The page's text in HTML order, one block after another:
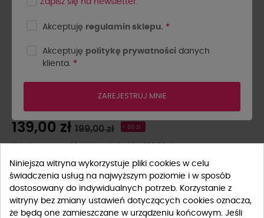
MILLA CZARNA
139,00 zł 199,00 zł - 60 zł
Najniższa cena z 30 dni przed obniżką: 139,00 zł
Rozmiar
XS S M L XL
Zapisz się na newsletter.
Akceptuję regulamin sklepu. *
Akceptuję politykę prywatności danych
klienta. *
ZAREJESTRUJ MNIE
Niniejsza witryna wykorzystuje pliki cookies w celu
świadczenia usług na najwyższym poziomie i w sposób
dostosowany do indywidualnych potrzeb. Korzystanie z
witryny bez zmiany ustawień dotyczących cookies oznacza,
że będą one zamieszczane w urządzeniu końcowym. Jeśli